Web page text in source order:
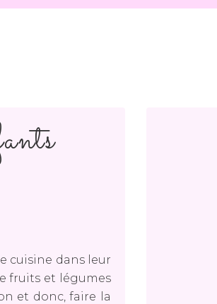
cuisine dans leur
fruits et légumes
et donc, faire la